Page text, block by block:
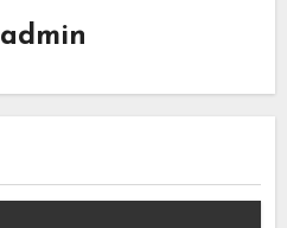
admin